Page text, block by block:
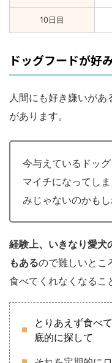
10日目
ドッグフードが好
人間にも好き嫌いがあ
があります。
今与えているドッ
マイチになってし
みじゃないのかもし
経験上、いきなり愛犬
もあるので難しいとこ
食べてくれなくなるこ
とりあえず食べ
底的に探して